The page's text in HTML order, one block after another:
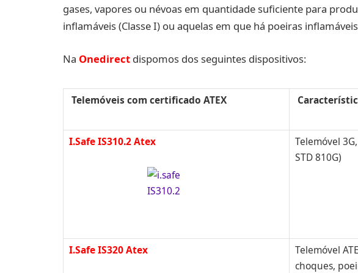
gases, vapores ou névoas em quantidade suficiente para
inflamáveis (Classe I) ou aquelas em que há poeiras
Na Onedirect dispomos dos seguintes dispositivos:
Telemóveis com certificado ATEX
I.Safe IS310.2 Atex
Telemóvel
STD 810G)
I.Safe IS320 Atex
Telemóvel
choques,